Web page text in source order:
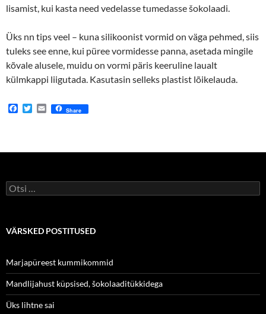
lisamist, kui kasta need vedelasse tumedasse šokolaadi.
Üks nn tips veel – kuna silikoonist vormid on väga pehmed, siis
tuleks see enne, kui püree vormidesse panna, asetada mingile
kõvale alusele, muidu on vormi päris keeruline laualt
külmkappi liigutada. Kasutasin selleks plastist lõikelauda.
F
o
T
e
E
m
Share
Otsi:
VÄRSKED POSTITUSED
Marjapüreest kummikommid
Mandlijahust küpsised, šokolaaditükkidega
Üks lihtne sai